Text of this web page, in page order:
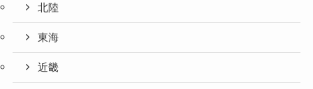
北陸
東海
近畿